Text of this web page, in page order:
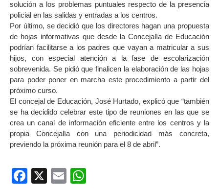
solución a los problemas puntuales respecto de la presencia
policial en las salidas y entradas a los centros.
Por último, se decidió que los directores hagan una propuesta
de hojas informativas que desde la Concejalía de Educación
podrían facilitarse a los padres que vayan a matricular a sus
hijos, con especial atención a la fase de escolarización
sobrevenida. Se pidió que finalicen la elaboración de las hojas
para poder poner en marcha este procedimiento a partir del
próximo curso.
El concejal de Educación, José Hurtado, explicó que “también
se ha decidido celebrar este tipo de reuniones en las que se
crea un canal de información eficiente entre los centros y la
propia Concejalía con una periodicidad más concreta,
previendo la próxima reunión para el 8 de abril”.
Facebook
X Email